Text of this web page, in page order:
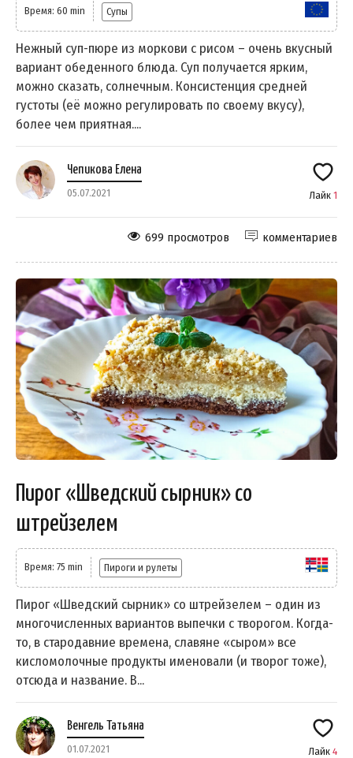
Время: 60 min Супы
Нежный суп-пюре из моркови с рисом – очень вкусный
вариант обеденного блюда. Суп получается ярким,
можно сказать, солнечным. Консистенция средней
густоты (её можно регулировать по своему вкусу),
более чем приятная....
Чепикова Елена
05.07.2021 Лайк 1
комментариев
699 просмотров
Пирог «Шведский сырник» со
штрейзелем
Время: 75 min Пироги и рулеты
Пирог «Шведский сырник» со штрейзелем – один из
многочисленных вариантов выпечки с творогом. Когда-
то, в стародавние времена, славяне «сыром» все
кисломолочные продукты именовали (и творог тоже),
отсюда и название. В...
Венгель Татьяна
01.07.2021 Лайк 4